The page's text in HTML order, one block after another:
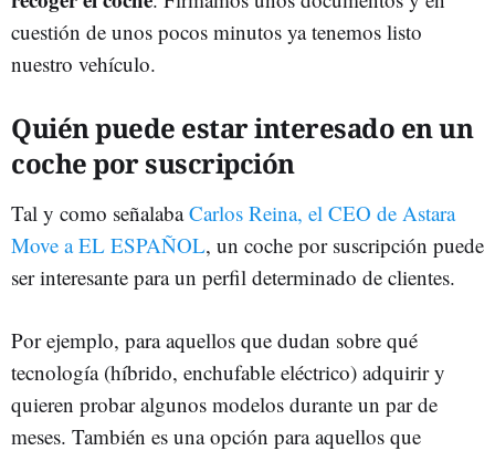
cuestión de unos pocos minutos ya tenemos listo
nuestro vehículo.
Quién puede estar interesado en un
coche por suscripción
Tal y como señalabaCarlos Reina, el CEO de Astara
Move a EL ESPAÑOL, un coche por suscripción puede
ser interesante para un perfil determinado de clientes.
Por ejemplo, para aquellos que dudan sobre qué
tecnología (híbrido, enchufable eléctrico) adquirir y
quieren probar algunos modelos durante un par de
meses. También es una opción para aquellos que